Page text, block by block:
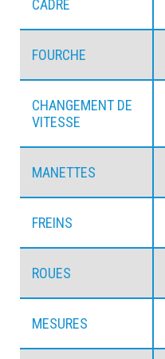
CADRE
FOURCHE
CHANGEMENT DE
VITESSE
MANETTES
FREINS
ROUES
MESURES